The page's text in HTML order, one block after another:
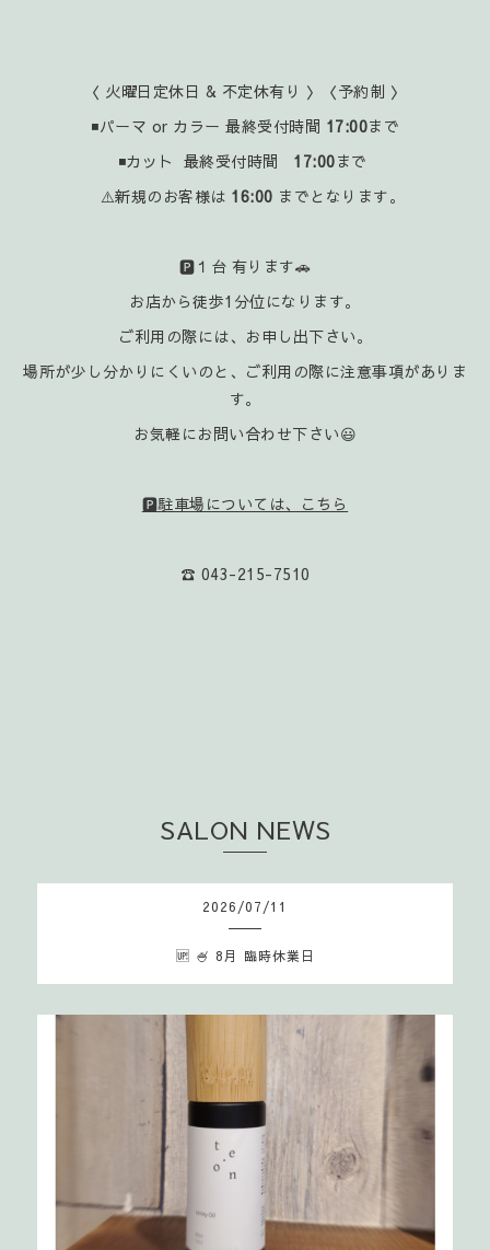
〈 火曜日定休日 & 不定休有り 〉〈予約制 〉
◾パーマ or カラー 最終受付時間 17:00まで
◾カット 最終受付時間 17:00まで
⚠️新規のお客様は 16:00 までとなります。
🅿️１台 有ります🚗
お店から徒歩1分位になります。
ご利用の際には、お申し出下さい。
場所が少し分かりにくいのと、ご利用の際に注意事項がありま
す。
お気軽にお問い合わせ下さい😃
🅿️駐車場については、こちら
☎️ 043-215-7510
SALON NEWS
2026/07/11
🆙 🍧 8月 臨時休業日